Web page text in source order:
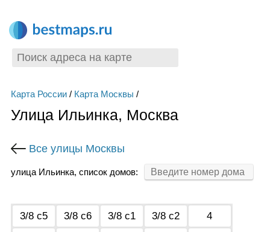
Карта России/ Карта Москвы /
Улица Ильинка, Москва
Все улицы Москвы
улица Ильинка, список домов:
3/8 с5 3/8 с6 3/8 с1 3/8 с2
4